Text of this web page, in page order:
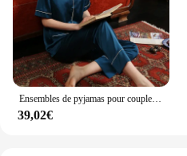
Ensembles de pyjamas pour couples, ensembles de pyjamas pour femmes
39,02€